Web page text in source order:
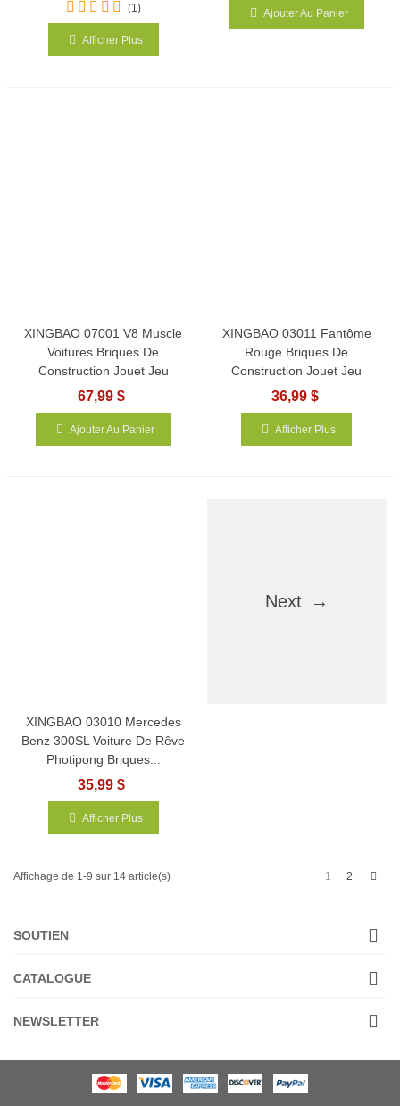
(1)
Afficher Plus
Ajouter Au Panier
XINGBAO 07001 V8 Muscle
Voitures Briques De
Construction Jouet Jeu
67,99 $
Ajouter Au Panier
XINGBAO 03011 Fantôme
Rouge Briques De
Construction Jouet Jeu
36,99 $
Afficher Plus
XINGBAO 03010 Mercedes
Benz 300SL Voiture De Rêve
Photipong Briques...
35,99 $
Afficher Plus
Next
Affichage de 1-9 sur 14 article(s) 1 2
SOUTIEN
CATALOGUE
NEWSLETTER